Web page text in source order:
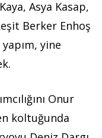
Asya Kasap,
Berker Enhoş
yine
Onur
koltuğunda